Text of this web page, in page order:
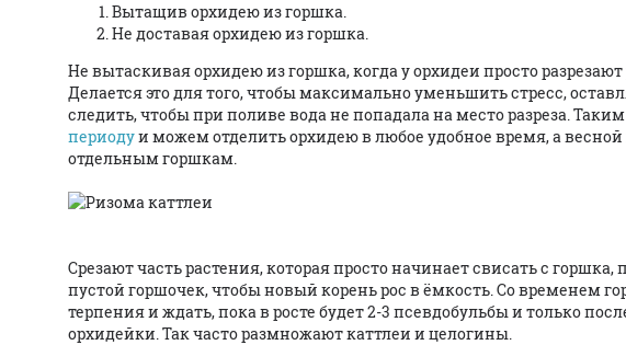
Вытащив орхидею из горшка.
Не доставая орхидею из горшка.
Не вытаскивая орхидею из горшка, когда у орхидеи просто
Делается это для того, чтобы максимально уменьшить стресс,
следить, чтобы при поливе вода не попадала на место разреза.
периодуи можем отделить орхидею в любое удобное время, а
отдельным горшкам.
Срезают часть растения, которая просто начинает свисать с
пустой горшочек, чтобы новый корень рос в ёмкость. Со временем
терпения и ждать, пока в росте будет 2-3 псевдобульбы и только
орхидейки. Так часто размножают каттлеи и целогины.